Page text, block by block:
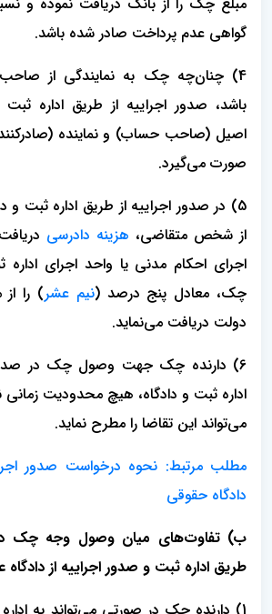
گواهی عدم پرداخت صادر شده باشد.
4) چنان‌چه چک به نمایندگی از
باشد، صدور اجراییه از طریق اداره
اصیل (صاحب حساب) و نماینده
صورت می‌گیرد.
5) در صدور اجراییه از طریق اداره ثبت و
از شخص متقاضی، هزینه‌ دادرسی
اجرای احکام مدنی یا واحد اجرای اداره
چک، معادل پنج درصد (نیم‌ عشر) را
دولت دریافت می‌نماید.
6) دارنده چک جهت وصول چک در صدور
اداره ثبت و دادگاه، هیچ محدودیت زمانی
می‌تواند این تقاضا را مطرح نماید.
مطلب مرتبط: نحوه درخواست صدور
دادگاه حقوقی
ب) تفاوت‌های میان وصول وجه چک در
طریق اداره ثبت و صدور اجراییه از دادگاه